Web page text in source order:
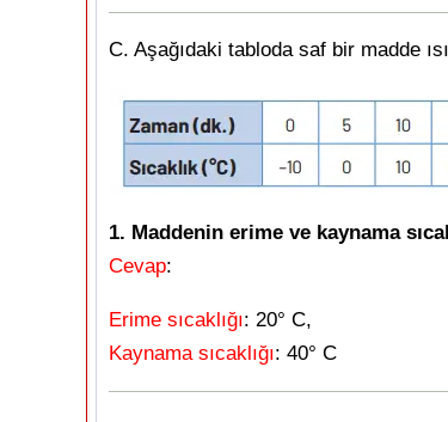
C. Aşağıdaki tabloda saf bir madde
1. Maddenin erime ve kaynama
Cevap:
Erime sıcaklığı: 20° C,
Kaynama sıcaklığı: 40° C